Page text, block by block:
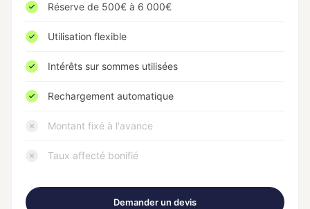
Réserve de 500€ à 6 000€
Utilisation flexible
Intérêts sur sommes utilisées
Rechargement automatique
Montant fixé à l'avance
Taux affecté bonifié
Demander un devis